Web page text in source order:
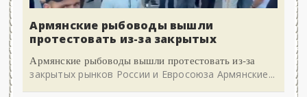
Армянские рыбоводы вышли
протестовать из-за закрытых
Армянские рыбоводы вышли протестовать из-за
закрытых рынков России и Евросоюза Армянские...